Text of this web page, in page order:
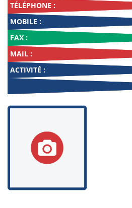
TÉLÉPHONE :
MOBILE :
FAX :
MAIL :
ACTIVITÉ :